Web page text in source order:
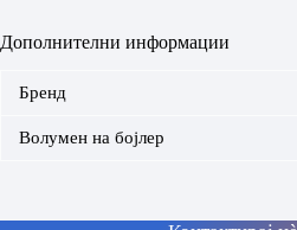
Дополнителни информации
Бренд
Волумен на бојлер